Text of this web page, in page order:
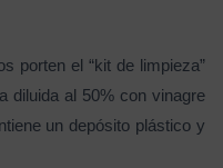
porten el “kit de limpieza”
diluida al 50% con vinagre
un depósito plástico y